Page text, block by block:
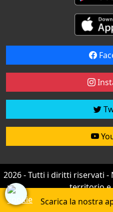
2026 - Tutti i diritti riservati -
territorio e
Credit
Scarica la nostra